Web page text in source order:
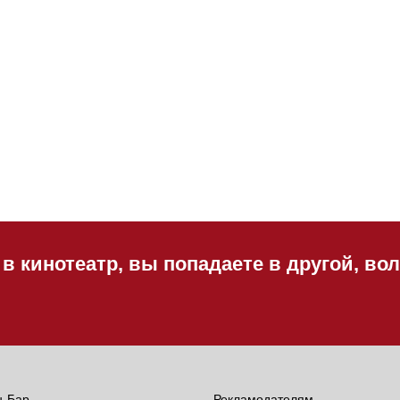
кинотеатр, вы попадаете в другой,